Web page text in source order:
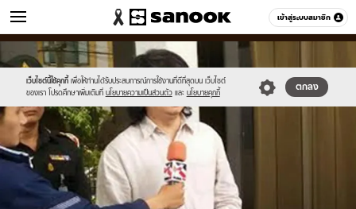
เข้าสู่ระบบสมาชิก
ข่าว หมวดอื่นๆ
เว็บไซต์นี้ใช้คุกกี้ เพื่อให้ท่านได้รับประสบการณ์การใช้งานที่ดีที่สุดบน เว็บไซต์
ของเรา โปรดศึกษาเพิ่มเติมที่ นโยบายความเป็นส่วนตัว และ นโยบายคุกกี้
ตกลง
Sanook
//s.isanook.com/sr/0/images/logo-
new-
sanook.png
//s.isanook.com/ns/0/ud/370/1853222/641177-
01.jpg